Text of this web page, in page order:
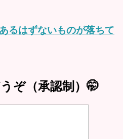
るはずないものが落ちて
ぞ（承認制）🤭